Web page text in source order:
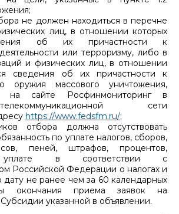
не должен находиться в перечне
лиц, в отношении которых
об их причастности к
или терроризму, либо в
и физических лиц, в отношении
сведения об их причастности к
оружия массового уничтожения,
на сайте Росфинмониторинг в
телекоммуникационной сети
https://www.fedsfm.ru/;
отбора должна отсутствовать
по уплате налогов, сборов,
пеней, штрафов, процентов,
уплате в соответствии с
Российской Федерации о налогах и
не ранее чем за 60 календарных
окончания приема заявок на
указанной в объявлении.